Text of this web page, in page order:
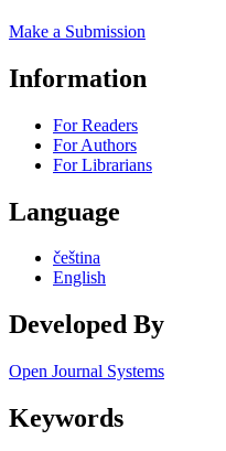
Make a Submission
Information
For Readers
For Authors
For Librarians
Language
čeština
English
Developed By
Open Journal Systems
Keywords